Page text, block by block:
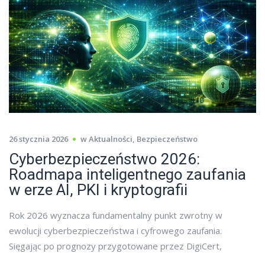
26 stycznia 2026 wAktualności, Bezpieczeństwo
Cyberbezpieczeństwo 2026:
Roadmapa inteligentnego zaufania
w erze AI, PKI i kryptografii
Rok 2026 wyznacza fundamentalny punkt zwrotny w
ewolucji cyberbezpieczeństwa i cyfrowego zaufania.
Sięgając po prognozy przygotowane przez DigiCert,